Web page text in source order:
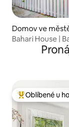
Domov ve
Bahari House |
Nejlepší v
Oblíbené u